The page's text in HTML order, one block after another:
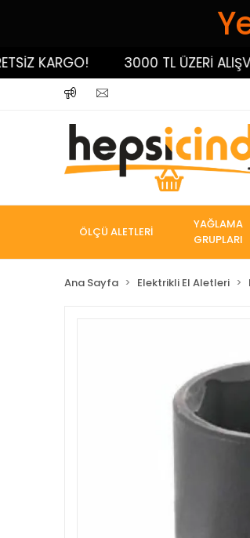
KARGO! 3000 TL ÜZERİ
ÖLÇÜ ALETLERİ
YAĞLAMA
GRUPLARI
Ana Sayfa Elektrikli El Aletleri